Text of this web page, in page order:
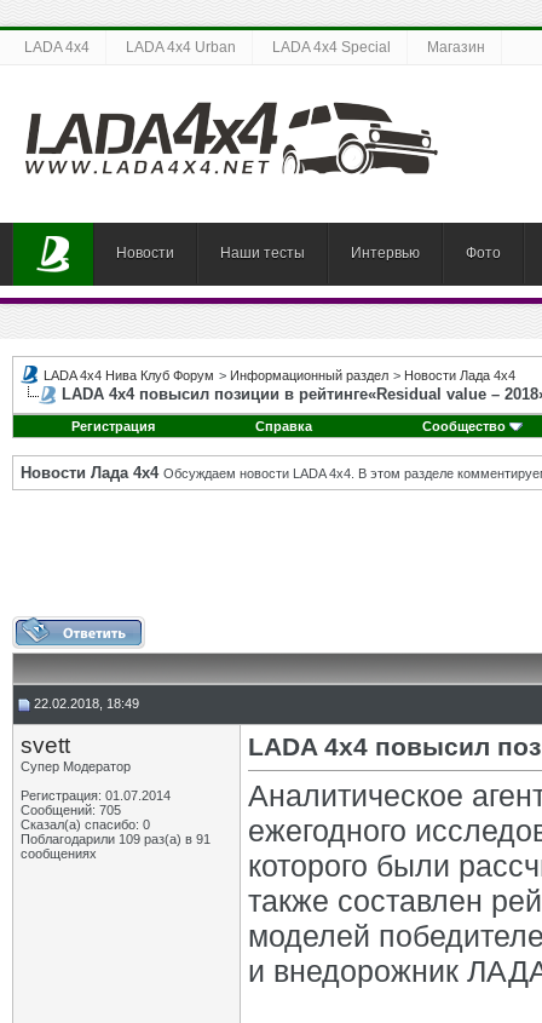
LADA 4x4 LADA 4x4 Urban LADA 4x4 Special Магазин
Новости Наши тесты Интервью Фото
LADA 4x4 Нива Клуб Форум > Информационный раздел > Новости Лада 4х4
LADA 4x4 повысил позиции в рейтинге«Residual value –
Регистрация Справка Сообщество
Новости Лада 4х4 Обсуждаем новости LADA 4x4. В этом разделе
22.02.2018, 18:49
svett
Супер Модератор
Регистрация: 01.07.2014
Сообщений: 705
Сказал(а) спасибо: 0
Поблагодарили 109 раз(а) в 91
сообщениях
LADA 4x4 повысил
Аналитическое
ежегодного
которого были
также составлен
моделей
и внедорожник